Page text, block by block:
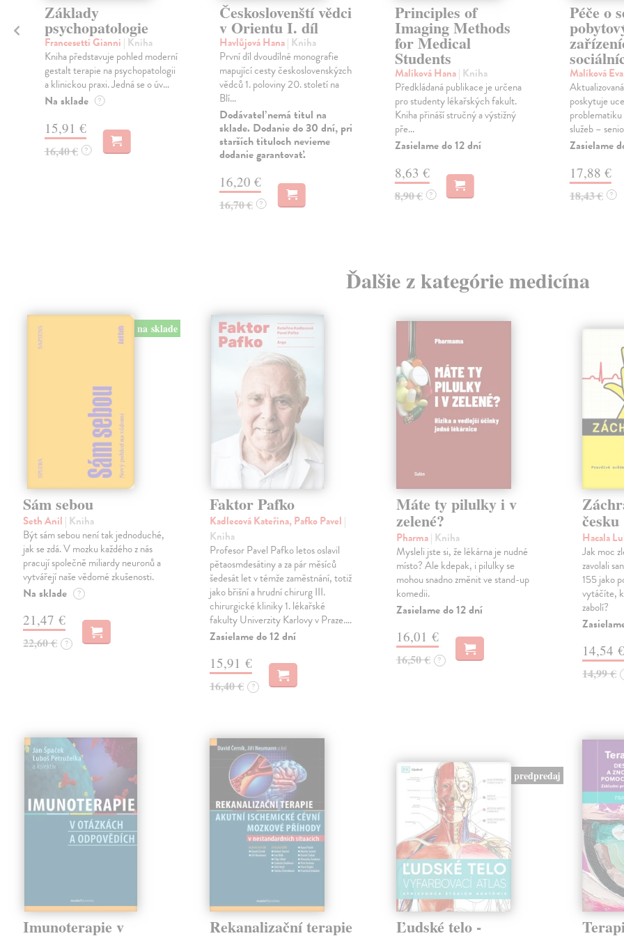
Základy
psychopatologie
Francesetti Gianni | Kniha
Kniha představuje pohled moderní
gestalt terapie na psychopatologii
a klinickou praxi. Jedná se o úv...
Na sklade ?
15,91 €
16,40 € ?
Českoslovenští vědci
v Orientu I. díl
Havlůjová Hana| Kniha
První díl dvoudílné monografie
mapující cesty československýzch
vědců 1. poloviny 20. století na
Blí...
Dodávateľ nemá titul na
sklade. Dodanie do 30 dní, pri
starších tituloch nevieme
dodanie garantovať.
16,20 €
16,70 € ?
Principles of
Imaging Methods
for Medical
Students
Malíková Hana| Kniha
Předkládaná publikace je určena
pro studenty lékařských fakult.
Kniha přináší stručný a výstižný
pře...
Zasielame do 12 dní
8,63 €
8,90 € ?
Péče o
Malíková
poskytuje
služeb –
Zasielame
17,88 €
18,43 € ?
Ďalšie z kategórie medicína
na sklade
Sám sebou
Seth Anil | Kniha
Být sám sebou není tak jednoduché,
jak se zdá. V mozku každého z nás
pracují společně miliardy neuronů a
vytvářejí naše vědomé zkušenosti.
Na sklade ?
21,47 €
22,60 € ?
Faktor Pafko
Kadlecová Kateřina, Pafko Pavel |
Kniha
Profesor Pavel Pafko letos oslavil
pětaosmdesátiny a za pár měsíců
šedesát let v témže zaměstnání, totiž
jako břišní a hrudní chirurg III.
chirurgické kliniky 1. lékařské
fakulty Univerzity Karlovy v Praze.…
Zasielame do 12 dní
15,91 €
16,40 € ?
Máte ty pilulky i v
zelené?
Pharma| Kniha
Mysleli jste si, že lékárna je nudné
místo? Ale kdepak, i pilulky se
mohou snadno změnit ve stand-up
komedii.
Zasielame do 12 dní
16,01 €
16,50 € ?
česku
Hacala
Jak moc
zavolali
155 jako
vytáčíte,
zabolí?
14,54
14,99 €
Imunoterapie v Rekanalizační terapie
predpredaj
Ľudské telo -